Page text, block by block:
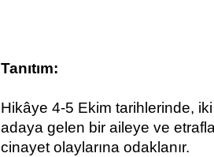
Tanıtım:
Hikâye 4-5 Ekim tarihlerinde,
adaya gelen bir aileye ve
cinayet olaylarına odaklanır.